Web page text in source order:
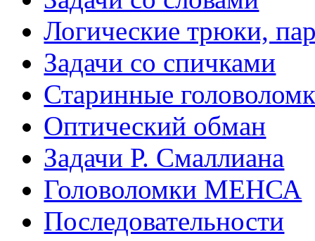
Логические трюки,
Задачи со спичками
Старинные
Оптический обман
Задачи Р. Смаллиана
Головоломки МЕНСА
Последовательности